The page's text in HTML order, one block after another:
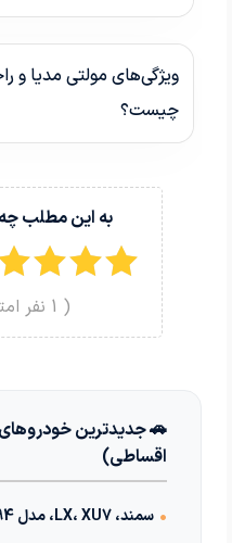
ویژگی‌های مولتی مدیا و
چیست؟
به این مطلب
(
1 نفر
🚗 جدیدترین
اقساطی)
• سمند، LX، XU7، مدل 1394